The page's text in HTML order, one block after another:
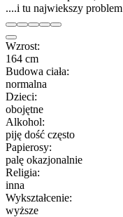
....i tu najwiekszy problem
Wzrost:
164 cm
Budowa ciała:
normalna
Dzieci:
obojętne
Alkohol:
piję dość często
Papierosy:
palę okazjonalnie
Religia:
inna
Wykształcenie:
wyższe